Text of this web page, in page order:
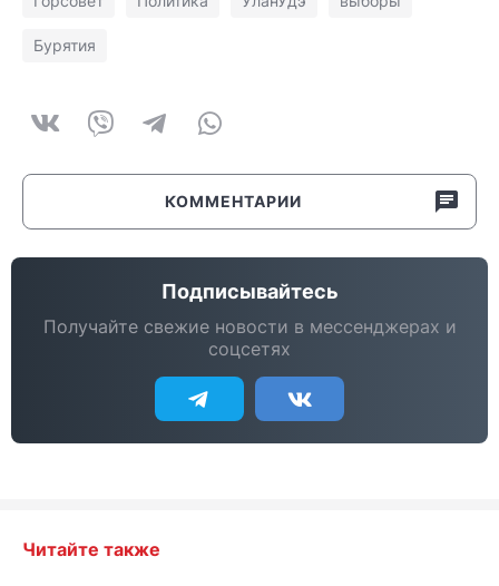
Бурятия
КОММЕНТАРИИ
Подписывайтесь
Получайте свежие новости в мессенджерах и
соцсетях
Читайте также